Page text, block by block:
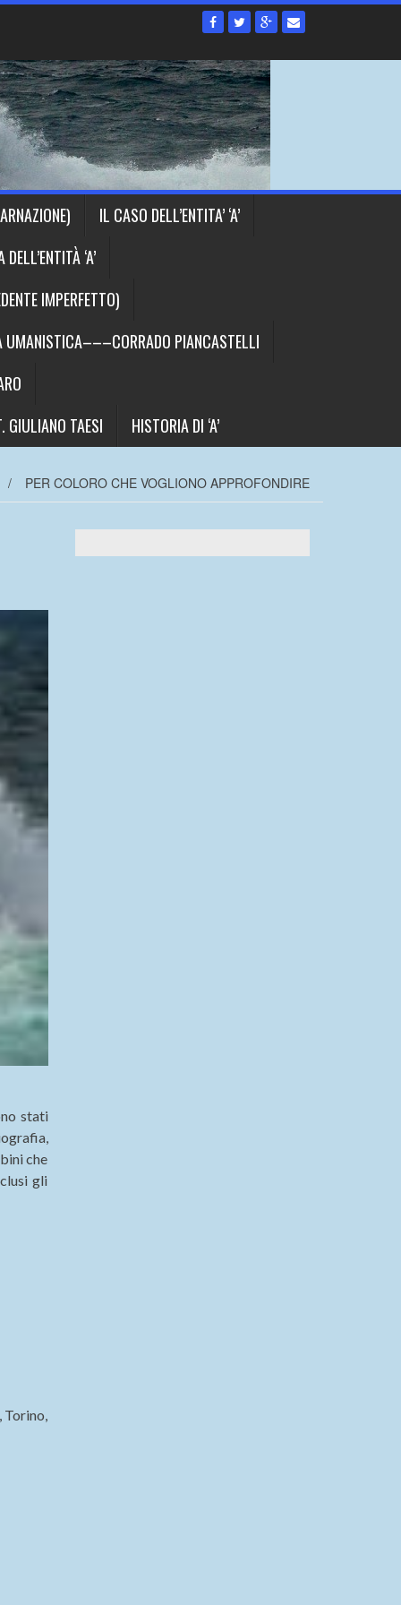
IL CASO DELL’ENTITA’ ‘A’
‘A’
IMPERFETTO)
UMANISTICA–––CORRADO PIANCASTELLI
GIULIANO TAESI
HISTORIA DI ‘A’
/ PER COLORO CHE VOGLIONO APPROFONDIRE
stati
che
gli